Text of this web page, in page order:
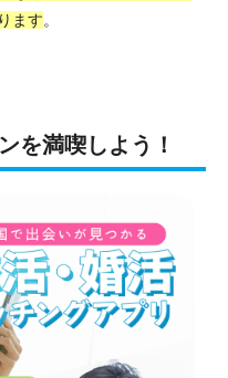
ます。
を満喫しよう！